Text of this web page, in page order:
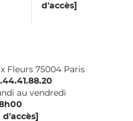
d'accès]
Fleurs 75004 Paris
au vendredi
d'accès]